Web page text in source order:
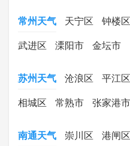
常州天气 天宁区 钟楼区
武进区 溧阳市 金坛市
苏州天气 沧浪区 平江区
相城区 常熟市 张家港市
南通天气 崇川区 港闸区